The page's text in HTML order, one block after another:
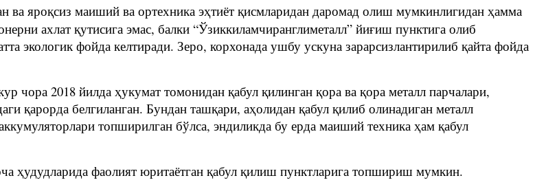
ва яроқсиз маиший ва ортехника эҳтиёт қисмларидан даромад олиш мумкинлигидан ҳамма
ахлат қутисига эмас, балки “Ўзиккиламчиранглиметалл” йиғиш пунктига олиб
экологик фойда келтиради. Зеро, корхонада ушбу ускуна зарарсизлантирилиб қайта фойда
чора 2018 йилда ҳукумат томонидан қабул қилинган қора ва қора металл парчалари,
қарорда белгиланган. Бундан ташқари, аҳолидан қабул қилиб олинадиган металл
топширилган бўлса, эндиликда бу ерда маиший техника ҳам қабул
ҳудудларида фаолият юритаётган қабул қилиш пунктларига топшириш мумкин.